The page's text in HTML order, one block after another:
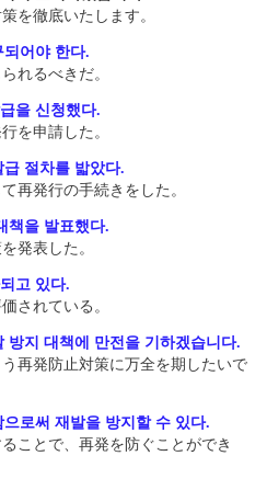
を徹底いたします。
어야 한다.
れるべきだ。
을 신청했다.
を申請した。
절차를 밟았다.
再発行の手続きをした。
책을 발표했다.
発表した。
고 있다.
されている。
방지 대책에 만전을 기하겠습니다.
再発防止対策に万全を期したいで
로써 재발을 방지할 수 있다.
ことで、再発を防ぐことができ